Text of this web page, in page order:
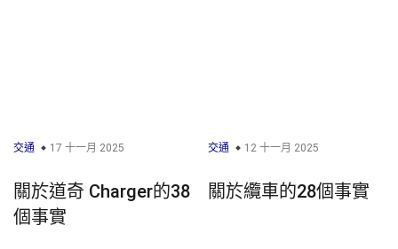
交通 17 十一月 2025
關於道奇 Charger的38
個事實
交通 12 十一月 2025
關於纜車的28個事實